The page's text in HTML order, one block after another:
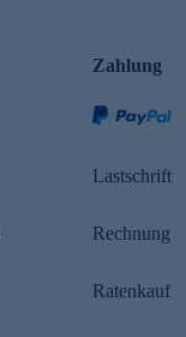
Zahlung
Lastschrift
Rechnung
Ratenkauf